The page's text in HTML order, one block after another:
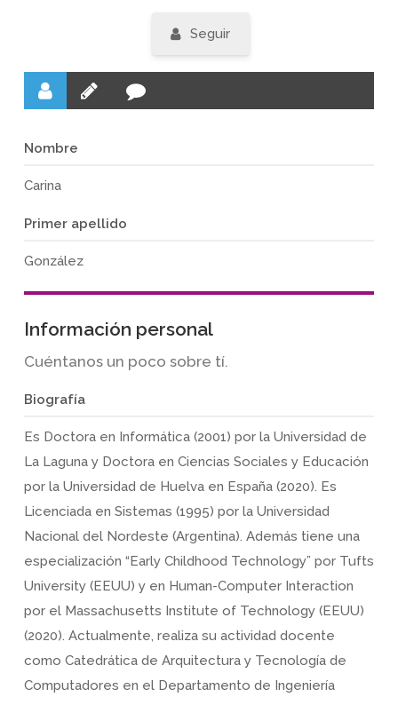
Seguir
Nombre
Carina
Primer apellido
González
Información personal
Cuéntanos un poco sobre tí.
Biografía
Es Doctora en Informática (2001) por la Universidad de
La Laguna y Doctora en Ciencias Sociales y Educación
por la Universidad de Huelva en España (2020). Es
Licenciada en Sistemas (1995) por la Universidad
Nacional del Nordeste (Argentina). Además tiene una
especialización “Early Childhood Technology” por Tufts
University (EEUU) y en Human-Computer Interaction
por el Massachusetts Institute of Technology (EEUU)
(2020). Actualmente, realiza su actividad docente
como Catedrática de Arquitectura y Tecnología de
Computadores en el Departamento de Ingeniería